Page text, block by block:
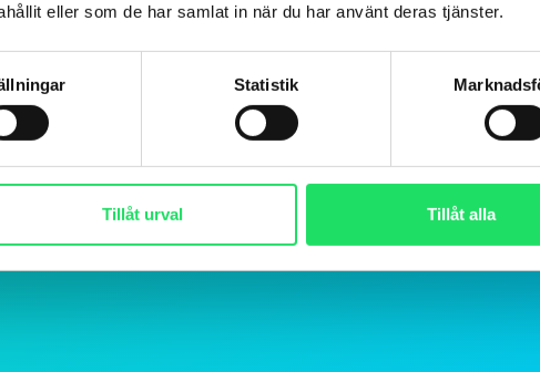
eller som de har samlat in när du har använt deras tjänster.
Statistik
Tillåt urval Tillåt alla